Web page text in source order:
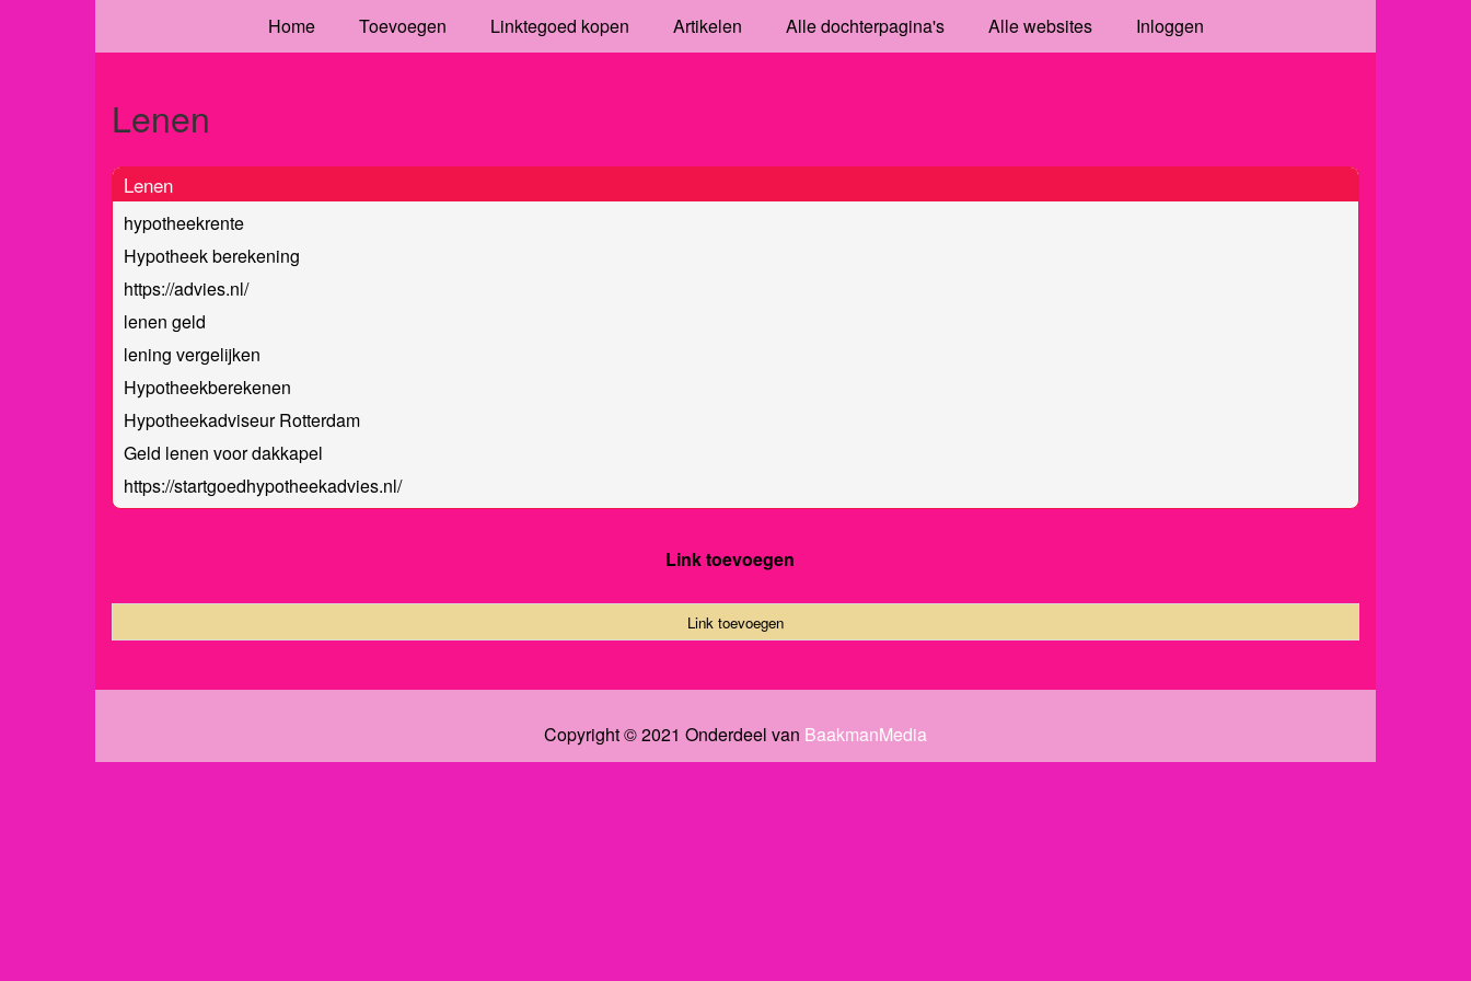
Home Toevoegen Linktegoed kopen Artikelen Alle dochterpagina's Alle websites Inloggen
Lenen
Lenen
hypotheekrente
Hypotheek berekening
https://advies.nl/
lenen geld
lening vergelijken
Hypotheekberekenen
Hypotheekadviseur Rotterdam
Geld lenen voor dakkapel
https://startgoedhypotheekadvies.nl/
Link toevoegen
Link toevoegen
Copyright © 2021 Onderdeel van BaakmanMedia